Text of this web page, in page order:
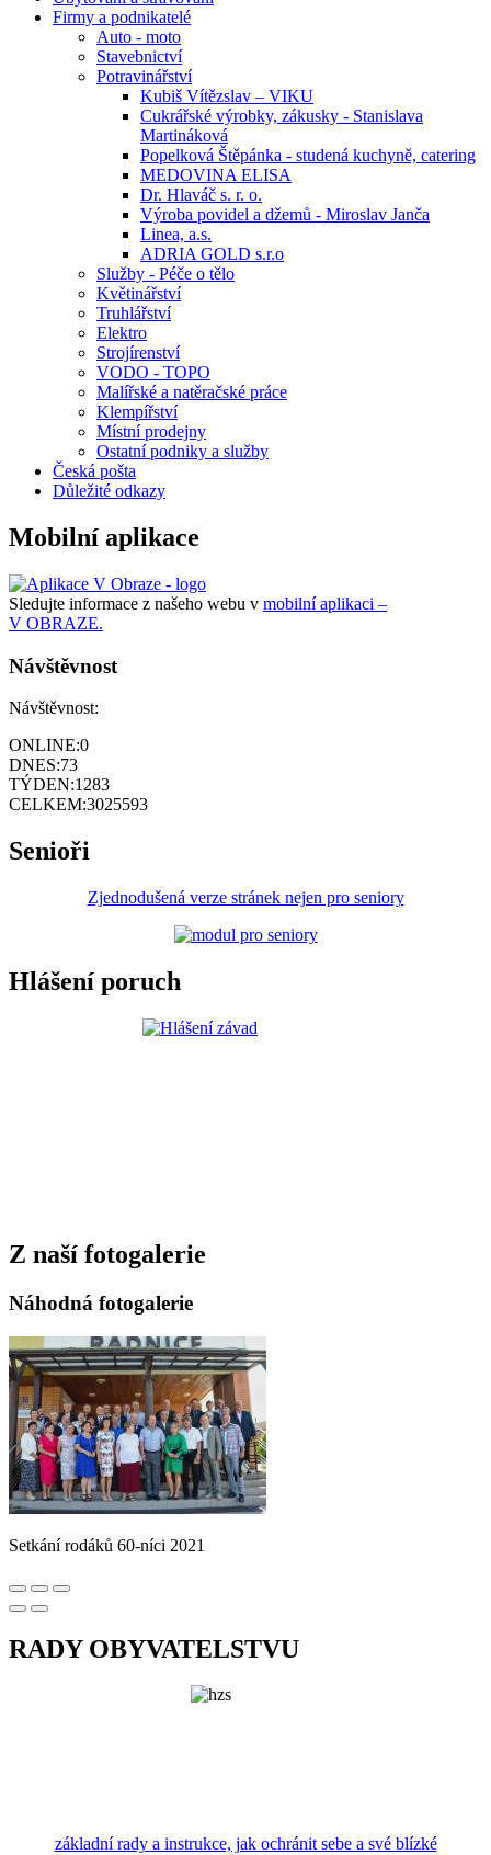
Firmy a podnikatelé
Auto - moto
Stavebnictví
Potravinářství
Kubiš Vítězslav – VIKU
Cukrářské výrobky, zákusky - Stanislava
Martináková
Popelková Štěpánka - studená kuchyně, catering
MEDOVINA ELISA
Dr. Hlaváč s. r. o.
Výroba povidel a džemů - Miroslav Janča
Linea, a.s.
ADRIA GOLD s.r.o
Služby - Péče o tělo
Květinářství
Truhlářství
Elektro
Strojírenství
VODO - TOPO
Malířské a natěračské práce
Klempířství
Místní prodejny
Ostatní podniky a služby
Česká pošta
Důležité odkazy
Mobilní aplikace
Sledujte informace z našeho webu v mobilní aplikaci –
V OBRAZE.
Návštěvnost
Návštěvnost:
ONLINE:0
DNES:73
TÝDEN:1283
CELKEM:3025593
Senioři
Zjednodušená verze stránek nejen pro seniory
Hlášení poruch
Z naší fotogalerie
Náhodná fotogalerie
Setkání rodáků 60-níci 2021
RADY OBYVATELSTVU
základní rady a instrukce, jak ochránit sebe a své blízké